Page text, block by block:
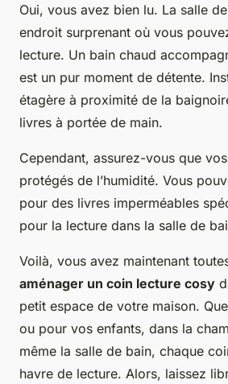
Oui, vous avez bien lu. La salle
endroit surprenant où vous
lecture. Un bain chaud
est un pur moment de détente.
étagère à proximité de la
livres à portée de main.
Cependant, assurez-vous que
protégés de l’humidité. Vous
pour des livres imperméables
pour la lecture dans la salle de
Voilà, vous avez maintenant
aménager un coin lecture cosy
petit espace de votre maison.
ou pour vos enfants, dans la
même la salle de bain, chaque
havre de lecture. Alors, laissez